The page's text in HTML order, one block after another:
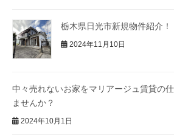
栃木県日光市新規物件紹介！
2024年11月10日
中々売れないお家をマリアージュ賃貸の
ませんか？
2024年10月1日